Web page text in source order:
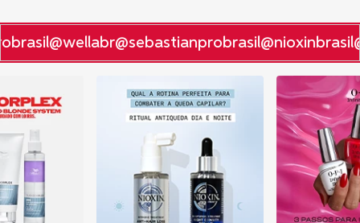
@wellabr@sebastianprobrasil@nioxinbrasil